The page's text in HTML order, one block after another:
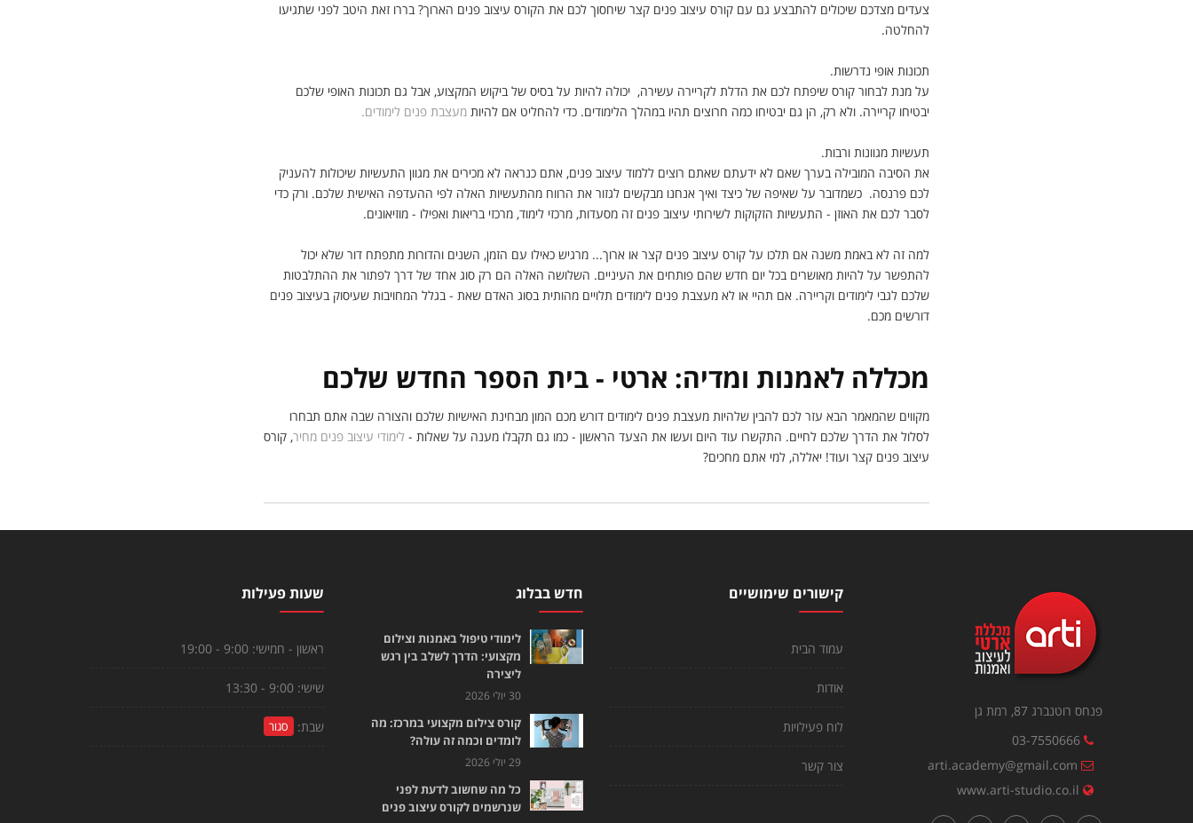
צעדים מצדכם שיכולים להתבצע גם עם קורס עיצוב פנים קצר שיחסוך לכם את הקורס עיצוב פנים הארוך? בררו זאת היטב לפני שתגיעו
להחלטה.
תכונות אופי נדרשות.
על מנת לבחור קורס שיפתח לכם את הדלת לקריירה עשירה, יכולה להיות על בסיס של ביקוש המקצוע, אבל גם תכונות האופי שלכם
יבטיחו קריירה. ולא רק, הן גם יבטיחו כמה חרוצים תהיו במהלך הלימודים. כדי להחליט אם להיות מעצבת פנים לימודים.
תעשיות מגוונות ורבות.
את הסיבה המובילה בערך שאם לא ידעתם שאתם רוצים ללמוד עיצוב פנים, אתם כנראה לא מכירים את מגוון התעשיות שיכולות להעניק
לכם פרנסה. כשמדובר על שאיפה של כיצד ואיך אנחנו מבקשים לגזור את הרווח מהתעשיות האלה לפי ההעדפה האישית שלכם. ורק כדי
לסבר לכם את האוזן - התעשיות הזקוקות לשירותי עיצוב פנים זה מסעדות, מרכזי לימוד, מרכזי בריאות ואפילו - מוזיאונים.
למה זה לא באמת משנה אם תלכו על קורס עיצוב פנים קצר או ארוך... מרגיש כאילו עם הזמן, השנים והדורות מתפתח דור שלא יכול
להתפשר על להיות מאושרים בכל יום חדש שהם פותחים את העיניים. השלושה האלה הם רק סוג אחד של דרך לפתור את ההתלבטות
שלכם לגבי לימודים וקריירה. אם תהיי או לא מעצבת פנים לימודים תלויים מהותית בסוג האדם שאת - בגלל המחויבות שעיסוק בעיצוב פנים
דורשים מכם.
מכללה לאמנות ומדיה: ארטי - בית הספר החדש שלכם
מקווים שהמאמר הבא עזר לכם להבין שלהיות מעצבת פנים לימודים דורש מכם המון מבחינת האישיות שלכם והצורה שבה אתם תבחרו
לסלול את הדרך שלכם לחיים. התקשרו עוד היום ועשו את הצעד הראשון - כמו גם תקבלו מענה על שאלות - לימודי עיצוב פנים מחיר, קורס
עיצוב פנים קצר ועוד! יאללה, למי אתם מחכים?
פנחס רוטנברג 87, רמת גן
03-7550666
arti.academy@gmail.com
www.arti-studio.co.il
קישורים שימושיים
עמוד הבית
אודות
לוח פעילויות
צור קשר
חדש בבלוג
לימודי טיפול באמנות וצילום
מקצועי: הדרך לשלב בין רגש
ליצירה
30 יולי 2026
קורס צילום מקצועי במרכז: מה
לומדים וכמה זה עולה?
29 יולי 2026
כל מה שחשוב לדעת לפני
שנרשמים לקורס עיצוב פנים
שעות פעילות
ראשון - חמישי:9:00 - 19:00
שישי:9:00 - 13:30
שבת: סגור